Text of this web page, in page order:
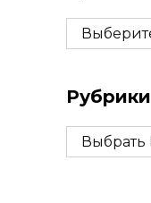
Архивы
Рубрики
Рубрики